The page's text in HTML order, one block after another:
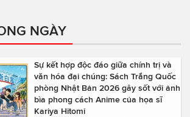
NGÀY
Sự kết hợp độc đáo giữa chính trị và
văn hóa đại chúng: Sách Trắng Quốc
phòng Nhật Bản 2026 gây sốt với ảnh
bìa phong cách Anime của họa sĩ
Kariya Hitomi